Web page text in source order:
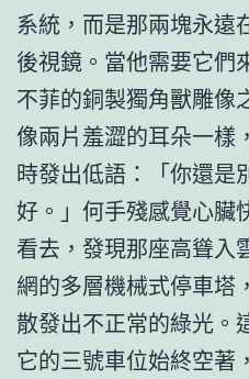
系統，而是那兩塊永遠
後視鏡。當他需要它們
不菲的銅製獨角獸雕像
像兩片羞澀的耳朵一樣
時發出低語：「你還是
好。」何手殘感覺心臟
看去，發現那座高聳入
網的多層機械式停車塔
散發出不正常的綠光。
它的三號車位始終空著